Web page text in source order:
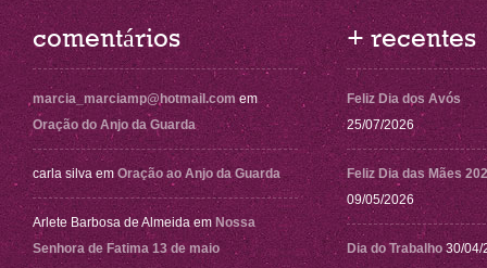
comentários
marcia_marciamp@hotmail.com em
Oração do Anjo da Guarda
carla silva em Oração ao Anjo da Guarda
Arlete Barbosa de Almeida em Nossa
Senhora de Fatima 13 de maio
+ recentes
Feliz Dia dos Avós
25/07/2026
Feliz Dia das Mães
09/05/2026
Dia do Trabalho 30/04/